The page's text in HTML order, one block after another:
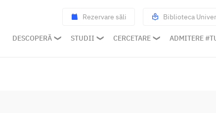
Rezervare săli Biblioteca
DESCOPERĂ STUDII CERCETARE ADMITERE